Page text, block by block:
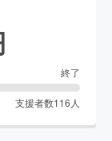
終了
支援者数116 人